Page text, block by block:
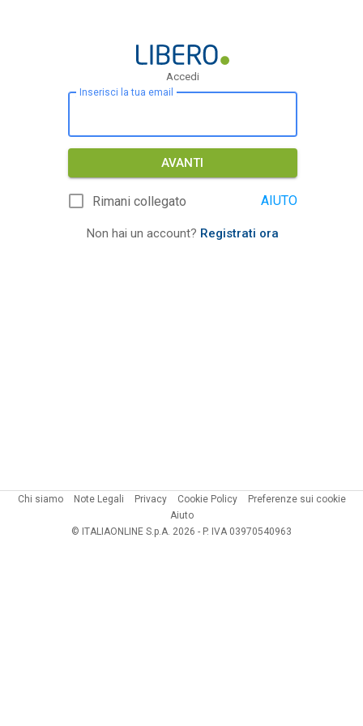
Accedi
Inserisci la tua email
AVANTI
Rimani collegato AIUTO
Non hai un account? Registrati ora
Chi siamo Note Legali Privacy Cookie Policy
Preferenze sui cookie
Aiuto
© ITALIAONLINE S.p.A. 2026 - P. IVA 03970540963